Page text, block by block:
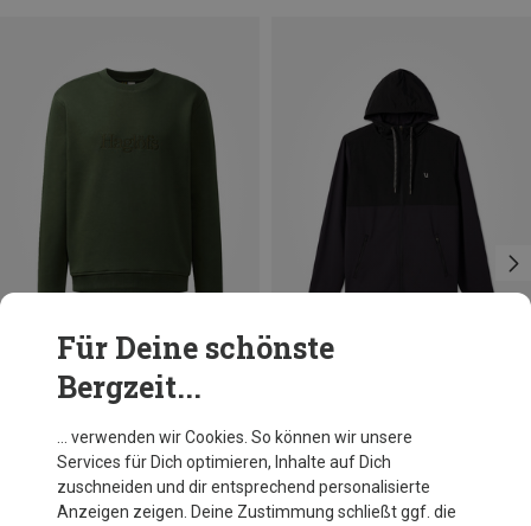
Du sparst 40%
Für Deine schönste
Bergzeit...
… verwenden wir Cookies. So können wir unsere
Services für Dich optimieren, Inhalte auf Dich
zuschneiden und dir entsprechend personalisierte
Anzeigen zeigen. Deine Zustimmung schließt ggf. die